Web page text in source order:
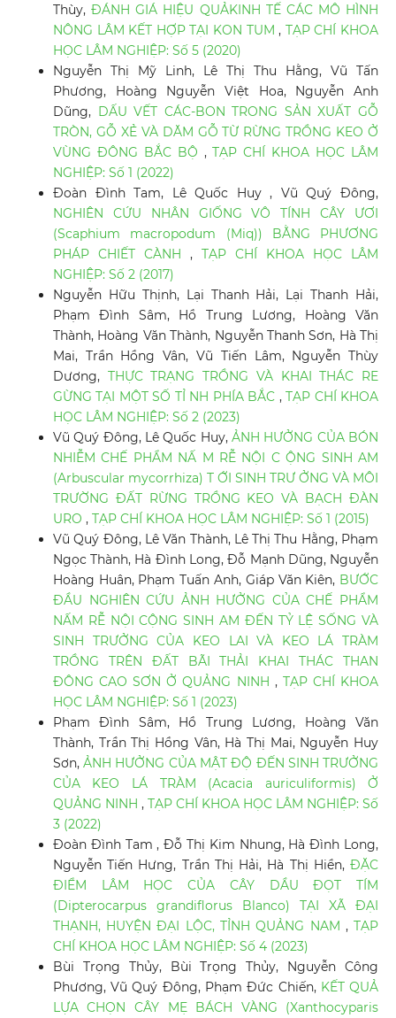
Thùy,ĐÁNH GIÁ HIỆU QUẢKINH TẾ CÁC MÔ HÌNH
NÔNG LÂM KẾT HỢP TẠI KON TUM, TẠP CHÍ KHOA
HỌC LÂM NGHIỆP: Số 5 (2020)
Nguyễn Thị Mỹ Linh, Lê Thị Thu Hằng, Vũ Tấn
Phương, Hoàng Nguyễn Việt Hoa, Nguyễn Anh
Dũng, DẤU VẾT CÁC-BON TRONG SẢN XUẤT GỖ
TRÒN, GỖ XẺ VÀ DĂM GỖ TỪ RỪNG TRỒNG KEO Ở
VÙNG ĐÔNG BẮC BỘ ,TẠP CHÍ KHOA HỌC LÂM
NGHIỆP: Số 1 (2022)
Đoàn Đình Tam, Lê Quốc Huy , Vũ Quý Đông,
NGHIÊN CỨU NHÂN GIỐNG VÔ TÍNH CÂY ƯƠI
(Scaphium macropodum (Miq)) BẰNG PHƯƠNG
PHÁP CHIẾT CÀNH ,TẠP CHÍ KHOA HỌC LÂM
NGHIỆP: Số 2 (2017)
Nguyễn Hữu Thịnh, Lại Thanh Hải, Lại Thanh Hải,
Phạm Đình Sâm, Hồ Trung Lương, Hoàng Văn
Thành, Hoàng Văn Thành, Nguyễn Thanh Sơn, Hà Thị
Mai, Trần Hồng Vân, Vũ Tiến Lâm, Nguyễn Thùy
Dương, THỰC TRẠNG TRỒNG VÀ KHAI THÁC RE
GỪNG TẠI MỘT SỐ TỈ NH PHÍA BẮC ,TẠP CHÍ KHOA
HỌC LÂM NGHIỆP: Số 2 (2023)
Vũ Quý Đông, Lê Quốc Huy,ẢNH HƯỞNG CỦA BÓN
NHIỄM CHẾ PHẨM NẤ M RỄ NỘI C ỘNG SINH AM
(Arbuscular mycorrhiza) T ỚI SINH TRƯ ỞNG VÀ MÔI
TRƯỜNG ĐẤT RỪNG TRỒNG KEO VÀ BẠCH ĐÀN
URO , TẠP CHÍ KHOA HỌC LÂM NGHIỆP: Số 1 (2015)
Vũ Quý Đông, Lê Văn Thành, Lê Thị Thu Hằng, Phạm
Ngọc Thành, Hà Đình Long, Đỗ Mạnh Dũng, Nguyễn
Hoàng Huân, Phạm Tuấn Anh, Giáp Văn Kiên, BƯỚC
ĐẦU NGHIÊN CỨU ẢNH HƯỞNG CỦA CHẾ PHẨM
NẤM RỄ NỘI CỘNG SINH AM ĐẾN TỶ LỆ SỐNG VÀ
SINH TRƯỞNG CỦA KEO LAI VÀ KEO LÁ TRÀM
TRỒNG TRÊN ĐẤT BÃI THẢI KHAI THÁC THAN
ĐÔNG CAO SƠN Ở QUẢNG NINH , TẠP CHÍ KHOA
HỌC LÂM NGHIỆP: Số 1 (2023)
Phạm Đình Sâm, Hồ Trung Lương, Hoàng Văn
Thành, Trần Thị Hồng Vân, Hà Thị Mai, Nguyễn Huy
Sơn,ẢNH HƯỞNG CỦA MẬT ĐỘ ĐẾN SINH TRƯỞNG
CỦA KEO LÁ TRÀM (Acacia auriculiformis) Ở
QUẢNG NINH , TẠP CHÍ KHOA HỌC LÂM NGHIỆP: Số
3 (2022)
Đoàn Đình Tam , Đỗ Thị Kim Nhung, Hà Đình Long,
Nguyễn Tiến Hưng, Trần Thị Hải, Hà Thị Hiền,ĐẶC
ĐIỂM LÂM HỌC CỦA CÂY DẦU ĐỌT TÍM
(Dipterocarpus grandiflorus Blanco) TẠI XÃ ĐẠI
THẠNH, HUYỆN ĐẠI LỘC, TỈNH QUẢNG NAM ,TẠP
CHÍ KHOA HỌC LÂM NGHIỆP: Số 4 (2023)
Bùi Trọng Thủy, Bùi Trọng Thủy, Nguyễn Công
Phương, Vũ Quý Đông, Phạm Đức Chiến, KẾT QUẢ
LỰA CHỌN CÂY MẸ BÁCH VÀNG (Xanthocyparis